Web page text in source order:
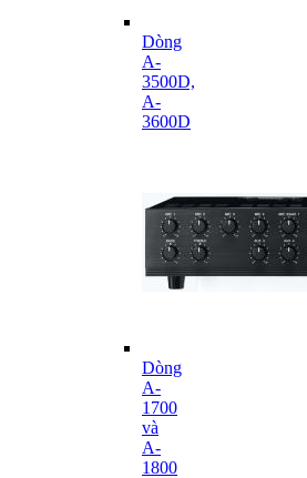
Dòng
A-
3500D,
A-
3600D
Dòng
A-
1700
và
A-
1800